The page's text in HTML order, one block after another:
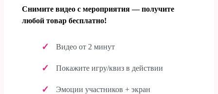
Снимите видео с мероприятия — получите
любой товар бесплатно!
Видео от 2 минут
Покажите игру/квиз в действии
Эмоции участников + экран